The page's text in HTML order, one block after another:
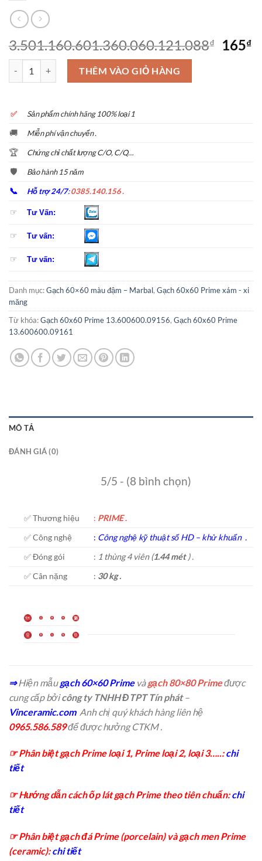
3.501.160.601.360.060.121.088₫ 165₫
Gạch 60x60 Prime 13.600600.09161 số lượng
THÊM VÀO GIỎ HÀNG
✅ Sản phẩm chính hãng 100% loại 1
🚚 Miễn phí vận chuyển .
🏆 Chứng chỉ chất lượng C/O, C/Q…
🛡️ Bảo hành 15 năm
📞 Hỗ trợ 24/7:0385.140.156 .
☞ Tư Vấn:
☞ Tư vấn:
☞ Tư vấn:
Danh mục:Gạch 60×60 màu đậm – Marbal, Gạch 60x60 Prime xám - xi
măng
Từ khóa:Gạch 60x60 Prime 13.600600.09156, Gạch 60x60 Prime
13.600600.09161
MÔ TẢ
ĐÁNH GIÁ (0)
5/5 - (8 bình chọn)
✅ Thương hiệu : PRIME.
✅ Công nghệ
: Công nghệ kỹ thuật số HD– khử khuẩn .
✅ Đóng gói
: 1 thùng 4 viên (1.44 mét) .
✅ Cân nặng
: 30 kg .
⇒Hiện mẫugạch 60×60 Prime vàgạch 80×80 Primeđược
cung cấp bởicông ty TNHH ĐTPT Tín phát–
Vinceramic.com Anh chị quý khách hàng liên hệ
0965.586.589để được hưởng CTKM .
☞ Phân biệt gạch Prime loại 1, Prime loại 2, loại 3…..:chi
tiết
☞ Hướng dẫn cách ốp lát gạch Prime theo tiên chuẩn:chi
tiết
☞ Phân biệt gạch đá Prime (porcelain) và gạch men Prime
(ceramic):chi tiết